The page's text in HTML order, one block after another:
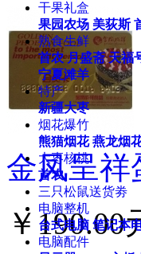
干果礼盒
果园农场 美荻斯
熟食生鲜
首农 月盛斋 天福
宁夏滩羊
特产
新疆大枣
烟花爆竹
熊猫烟花 燕龙烟
大枣核桃
首农
三只松鼠送货劵
电脑整机
台式电脑 笔记本
电脑配件
金凤呈祥
￥190.00